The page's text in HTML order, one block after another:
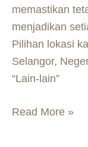
memastikan
menjadikan
Pilihan lokasi
Selangor,
“Lain-lain”
Read More »